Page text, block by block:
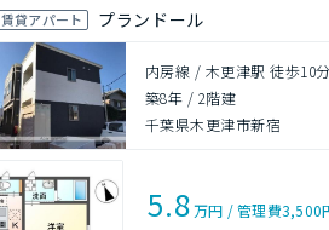
賃貸アパート プランドール
内房線 / 木更津駅 徒歩10分
築8年 / 2階建
千葉県木更津市新宿
5.8万円 /管理費3,500